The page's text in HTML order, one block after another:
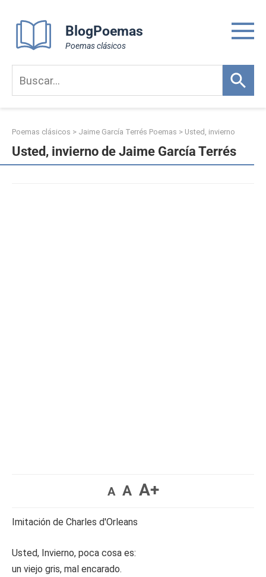
content
BlogPoemas
Poemas clásicos
Poemas clásicos > Jaime García Terrés Poemas > Usted, invierno
Usted, invierno de Jaime García Terrés
A A A+
Imitación de Charles d′Orleans
Usted, Invierno, poca cosa es:
un viejo gris, mal encarado.